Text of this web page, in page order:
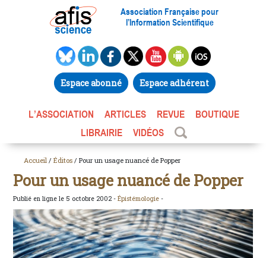
Association Française pour
l’Information Scientifique
Espace abonné Espace adhérent
L’ASSOCIATION ARTICLES REVUE
BOUTIQUE
LIBRAIRIE
VIDÉOS
Accueil / Éditos / Pour un usage nuancé de Popper
Pour un usage nuancé de Popper
Publié en ligne le 5 octobre 2002 -Épistémologie -